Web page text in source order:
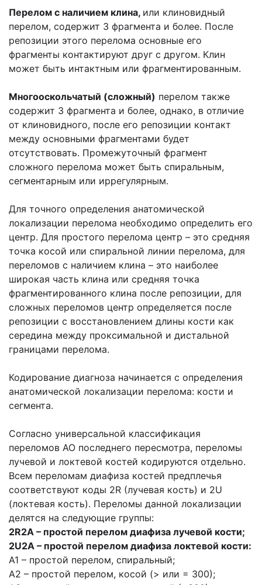
Перелом с наличием клина, или клиновидный
перелом, содержит 3 фрагмента и более. После
репозиции этого перелома основные его
фрагменты контактируют друг с другом. Клин
может быть интактным или фрагментированным.
Многооскольчатый (сложный) перелом также
содержит 3 фрагмента и более, однако, в отличие
от клиновидного, после его репозиции контакт
между основными фрагментами будет
отсутствовать. Промежуточный фрагмент
сложного перелома может быть спиральным,
сегментарным или иррегулярным.
Для точного определения анатомической
локализации перелома необходимо определить его
центр. Для простого перелома центр – это средняя
точка косой или спиральной линии перелома, для
переломов с наличием клина – это наиболее
широкая часть клина или средняя точка
фрагментированного клина после репозиции, для
сложных переломов центр определяется после
репозиции с восстановлением длины кости как
середина между проксимальной и дистальной
границами перелома.
Кодирование диагноза начинается с определения
анатомической локализации перелома: кости и
сегмента.
Согласно универсальной классификация
переломов AO последнего пересмотра, переломы
лучевой и локтевой костей кодируются отдельно.
Всем переломам диафиза костей предплечья
соответствуют коды 2R (лучевая кость) и 2U
(локтевая кость). Переломы данной локализации
делятся на следующие группы:
2R2A – простой перелом диафиза лучевой кости;
2U2A – простой перелом диафиза локтевой кости:
А1 – простой перелом, спиральный;
А2 – простой перелом, косой (> или = 300);